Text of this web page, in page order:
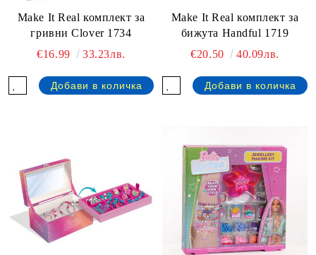
Make It Real комплект за
гривни Clover 1734
€16.99
33.23лв.
Make It Real комплект за
бижута Handful 1719
€20.50
40.09лв.